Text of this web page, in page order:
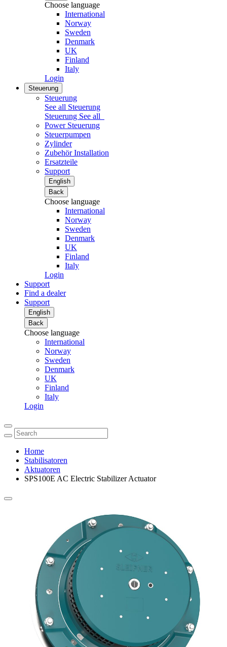
Choose language
International
Norway
Sweden
Denmark
UK
Finland
Italy
Login
Steuerung
Steuerung
See all Steuerung
Steuerung See all
Power Steuerung
Steuerpumpen
Zylinder
Zubehör Installation
Ersatzteile
Support
English
Back
Choose language
International
Norway
Sweden
Denmark
UK
Finland
Italy
Login
Support
Find a dealer
Support
English
Back
Choose language
International
Norway
Sweden
Denmark
UK
Finland
Italy
Login
Home
Stabilisatoren
Aktuatoren
SPS100E AC Electric Stabilizer Actuator